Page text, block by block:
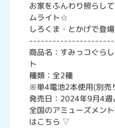
お家をふんわり照らし
ムライト☆
しろくま・とかげで登場
商品名：すみっコぐら
ト
種類：全2種
※単4電池2本使用(別売
発売日：2024年9月4週
全国のアミューズメン
はこちら ▽